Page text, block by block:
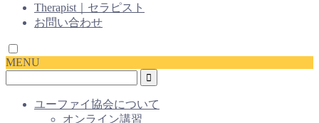
Therapist｜セラピスト
お問い合わせ
MENU
ユーファイ協会について
オンライン講習